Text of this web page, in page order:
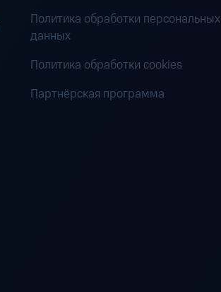
Политика обработки персональных
данных
Политика обработки cookies
Партнёрская программа